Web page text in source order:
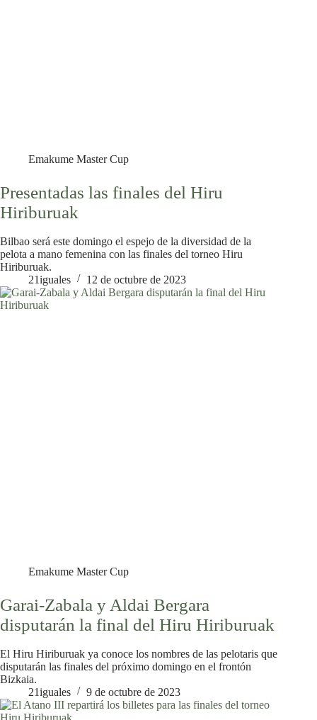
Emakume Master Cup
Presentadas las finales del Hiru
Hiriburuak
Bilbao será este domingo el espejo de la diversidad de la
pelota a mano femenina con las finales del torneo Hiru
Hiriburuak.
21iguales
12 de octubre de 2023
Emakume Master Cup
Garai-Zabala y Aldai Bergara
disputarán la final del Hiru Hiriburuak
El Hiru Hiriburuak ya conoce los nombres de las pelotaris que
disputarán las finales del próximo domingo en el frontón
Bizkaia.
21iguales
9 de octubre de 2023